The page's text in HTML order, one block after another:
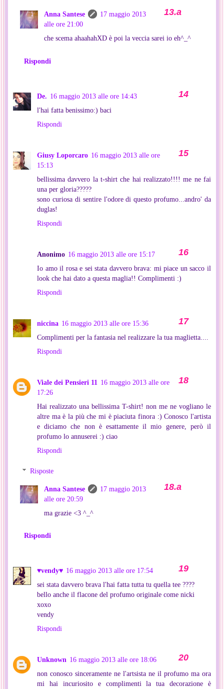
Anna Santese
17 maggio 2013
alle ore 21:00
che scema ahaahahXD è poi la veccia sarei io eh^_^
Rispondi
De. 16 maggio 2013 alle ore 14:43
l'hai fatta benissimo:) baci
Rispondi
Giusy Loporcaro 16 maggio 2013 alle ore
15:13
bellissima davvero la t-shirt che hai realizzato!!!! me ne fai
una per gloria?????
sono curiosa di sentire l'odore di questo profumo...andro' da
duglas!
Rispondi
Anonimo 16 maggio 2013 alle ore 15:17
Io amo il rosa e sei stata davvero brava: mi piace un sacco il
look che hai dato a questa maglia!! Complimenti :)
Rispondi
niccina 16 maggio 2013 alle ore 15:36
Complimenti per la fantasia nel realizzare la tua maglietta....
Rispondi
Viale dei Pensieri 11 16 maggio 2013 alle ore
17:26
Hai realizzato una bellissima T-shirt! non me ne vogliano le
altre ma è la più che mi è piaciuta finora :) Conosco l'artista
e diciamo che non è esattamente il mio genere, però il
profumo lo annuserei :) ciao
Rispondi
Risposte
Anna Santese
17 maggio 2013
alle ore 20:59
ma grazie <3 ^_^
Rispondi
♥vendy♥ 16 maggio 2013 alle ore 17:54
sei stata davvero brava l'hai fatta tutta tu quella tee ????
bello anche il flacone del profumo originale come nicki
xoxo
vendy
Rispondi
Unknown 16 maggio 2013 alle ore 18:06
non conosco sinceramente ne l'artsista ne il profumo ma ora
mi hai incuriosito e complimenti la tua decorazione è